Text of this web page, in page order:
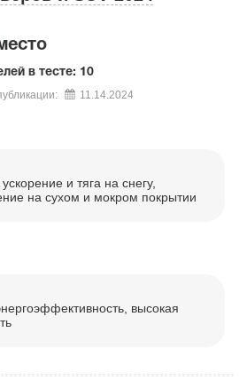
в тесте: 10
11.14.2024
и тяга на снегу,
на сухом и мокром покрытии
высокая